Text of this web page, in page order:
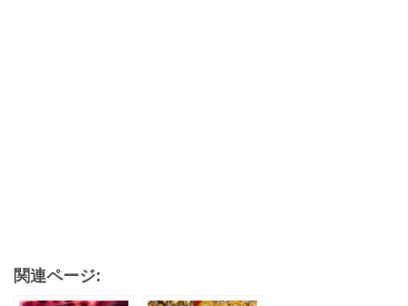
関連ページ: